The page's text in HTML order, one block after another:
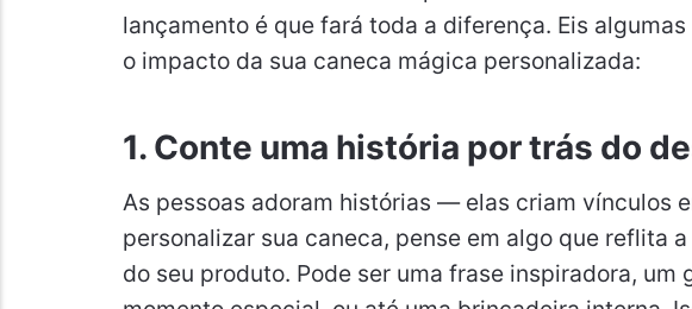
lançamento é que fará toda a diferença. Eis
o impacto da sua caneca mágica personalizada:
1. Conte uma história por trás do
As pessoas adoram histórias — elas criam vínculos
personalizar sua caneca, pense em algo que reflita
do seu produto. Pode ser uma frase inspiradora, um